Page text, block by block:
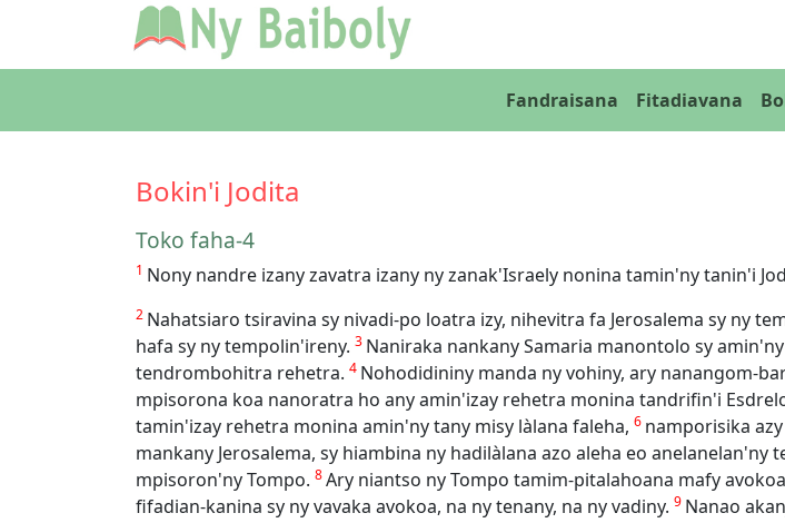
Fandraisana Fitadiavana
Bokin'i Jodita
Toko faha-4
1 Nony nandre izany zavatra izany ny zanak'Israely nonina tamin'ny tanin'i
2 Nahatsiaro tsiravina sy nivadi-po loatra izy, nihevitra fa Jerosalema sy ny
hafa sy ny tempolin'ireny. 3 Naniraka nankany Samaria manontolo sy
tendrombohitra rehetra. 4 Nohodidininy manda ny vohiny, ary nanangom-
mpisorona koa nanoratra ho any amin'izay rehetra monina tandrifin'i
tamin'izay rehetra monina amin'ny tany misy làlana faleha, 6 namporisika
mankany Jerosalema, sy hiambina ny hadilàlana azo aleha eo anelanelan'ny
mpisoron'ny Tompo. 8Ary niantso ny Tompo tamim-pitalahoana mafy
fifadian-kanina sy ny vavaka avokoa, na ny tenany, na ny vadiny. 9 Nanao